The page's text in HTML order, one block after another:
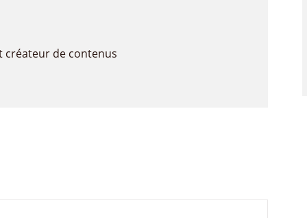
créateur de contenus